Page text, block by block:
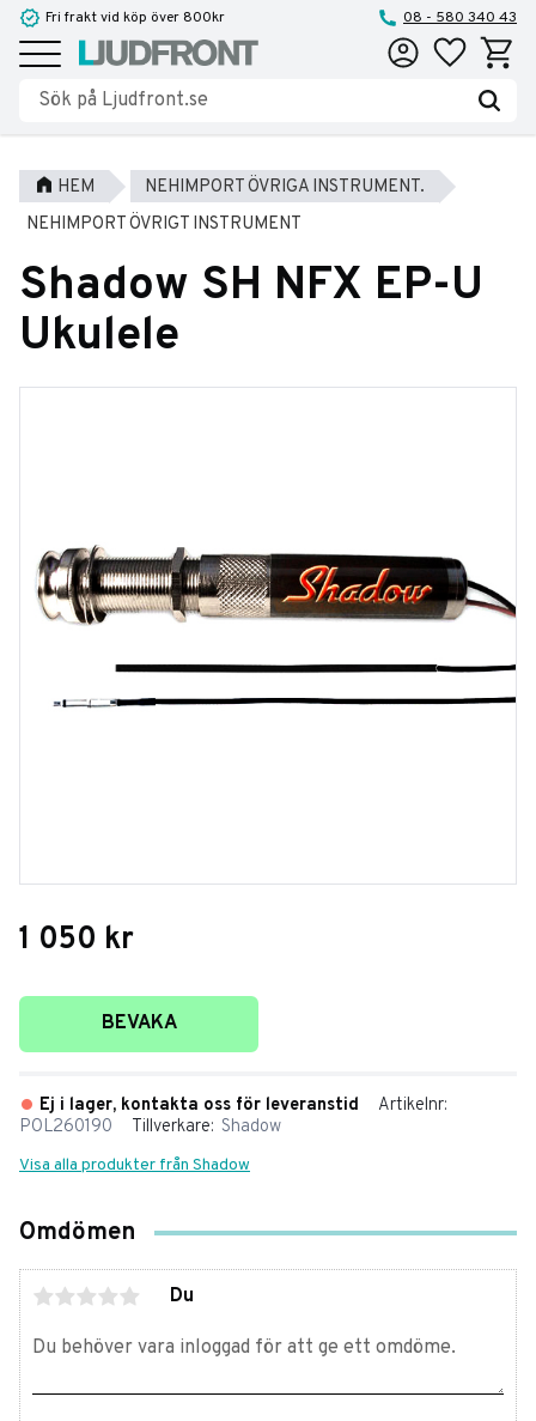
Meny
Fri frakt vid köp över 800kr 08 - 580 340 43
Favoriter
HEM
NEHIMPORT ÖVRIGA INSTRUMENT.
NEHIMPORT ÖVRIGT INSTRUMENT
Shadow SH NFX EP-U
Ukulele
1 050 kr
Lägg till i favoriter
BEVAKA
Ej i lager, kontakta oss för leveranstid
Artikelnr
POL260190
Tillverkare Shadow
Visa alla produkter från Shadow
Omdömen
Du